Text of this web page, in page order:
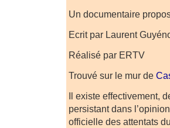
Un documentaire
Ecrit par Laurent
Réalisé par ERTV
Trouvé sur le mur de
Il existe effectivement,
persistant dans
officielle des attentats